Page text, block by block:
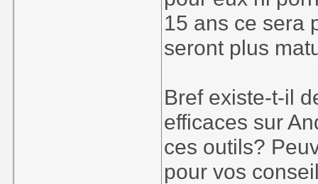
15 ans ce sera
seront plus
Bref existe-t-il
efficaces sur
ces outils?
pour vos